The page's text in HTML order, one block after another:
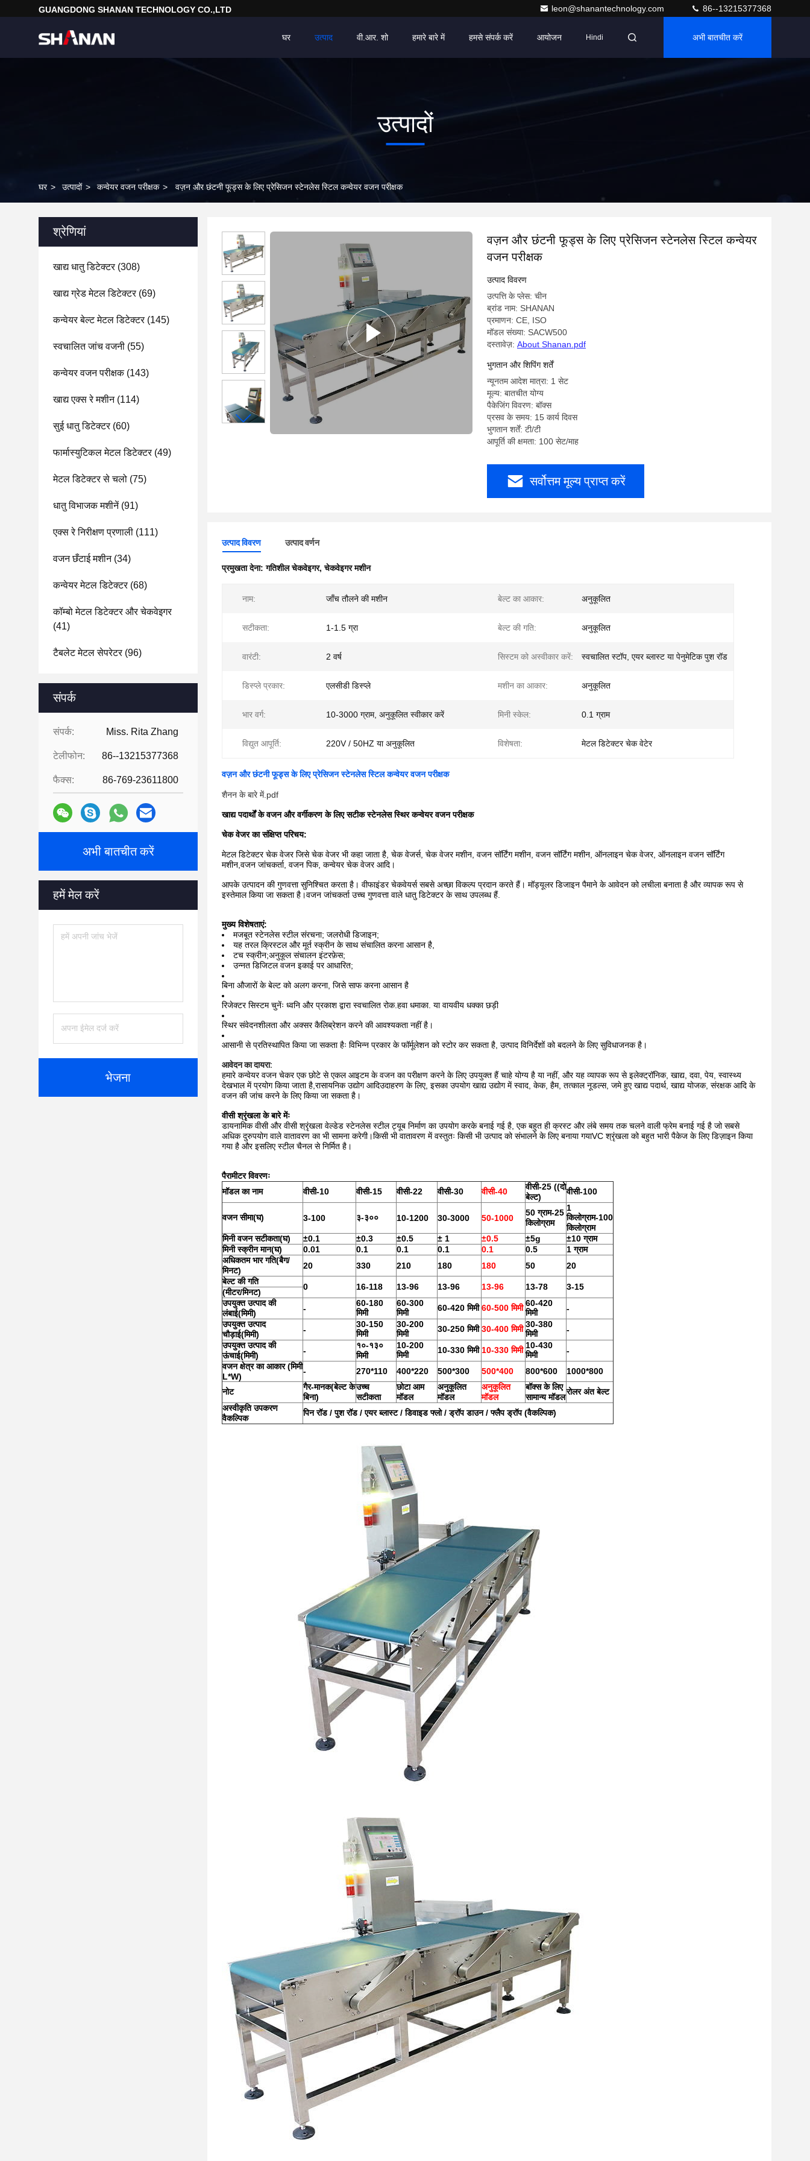
GUANGDONG SHANAN TECHNOLOGY CO.,LTD leon@shanantechnology.com 86--13215377368
घर उत्पाद वी.आर. शो हमारे बारे में हमसे संपर्क करें आयोजन Hindi अभी बातचीत करें
उत्पादों
घर > उत्पादों > कन्वेयर वजन परीक्षक > वज़न और छंटनी फूड्स के लिए प्रेसिजन स्टेनलेस स्टिल कन्वेयर वजन परीक्षक
श्रेणियां
खाद्य धातु डिटेक्टर(308)
खाद्य ग्रेड मेटल डिटेक्टर(69)
कन्वेयर बेल्ट मेटल डिटेक्टर(145)
स्वचालित जांच वजनी (55)
कन्वेयर वजन परीक्षक(143)
खाद्य एक्स रे मशीन(114)
सुई धातु डिटेक्टर(60)
फार्मास्युटिकल मेटल डिटेक्टर(49)
मेटल डिटेक्टर से चलो (75)
धातु विभाजक मशीनें(91)
एक्स रे निरीक्षण प्रणाली (111)
वजन छँटाई मशीन(34)
कन्वेयर मेटल डिटेक्टर(68)
कॉम्बो मेटल डिटेक्टर और चेकवेइगर
(41)
टैबलेट मेटल सेपरेटर(96)
संपर्क
संपर्क: Miss. Rita Zhang
टेलीफोन: 86--13215377368
फैक्स: 86-769-23611800
अभी बातचीत करें
हमें मेल करें
भेजना
वज़न और छंटनी फूड्स के लिए प्रेसिजन स्टेनलेस स्टिल कन्वेयर
वजन परीक्षक
उत्पाद विवरण
उत्पत्ति के प्लेस: चीन
ब्रांड नाम: SHANAN
प्रमाणन: CE, ISO
मॉडल संख्या: SACW500
दस्तावेज़: About Shanan.pdf
भुगतान और शिपिंग शर्तें
न्यूनतम आदेश मात्रा: 1 सेट
मूल्य: बातचीत योग्य
पैकेजिंग विवरण: बॉक्स
प्रसव के समय: 15 कार्य दिवस
भुगतान शर्तें: टी/टी
आपूर्ति की क्षमता: 100 सेट/माह
सर्वोत्तम मूल्य प्राप्त करें
उत्पाद विवरण उत्पाद वर्णन
प्रमुखता देना:गतिशील चेकवेइगर,चेकवेइगर मशीन
नाम: जाँच तौलने की मशीन बेल्ट का आकार: अनुकूलित
सटीकता: 1-1.5 ग्रा बेल्ट की गति: अनुकूलित
वारंटी: 2 वर्ष सिस्टम को अस्वीकार करें: स्वचालित स्टॉप, एयर ब्लास्ट या पेनुमेटिक पुश रॉड
डिस्प्ले प्रकार: एलसीडी डिस्प्ले मशीन का आकार: अनुकूलित
भार वर्ग: 10-3000 ग्राम, अनुकूलित स्वीकार करें मिनी स्केल: 0.1 ग्राम
विद्युत आपूर्ति: 220V / 50HZ या अनुकूलित विशेषता: मेटल डिटेक्टर चेक वेटेर
वज़न और छंटनी फूड्स के लिए प्रेसिजन स्टेनलेस स्टिल कन्वेयर वजन परीक्षक
शैनन के बारे में.pdf
खाद्य पदार्थों के वजन और वर्गीकरण के लिए सटीक स्टेनलेस स्थिर कन्वेयर वजन परीक्षक
चेक वेजर का संक्षिप्त परिचय:
मेटल डिटेक्टर चेक वेजर जिसे चेक वेजर भी कहा जाता है, चेक वेजर्स, चेक वेजर मशीन, वजन सॉर्टिंग मशीन, वजन सॉर्टिंग मशीन, ऑनलाइन चेक वेजर, ऑनलाइन वजन सॉर्टिंग
मशीन,वजन जांचकर्ता, वजन पिक, कन्वेयर चेक वेजर आदि।
आपके उत्पादन की गुणवत्ता सुनिश्चित करता है। वीफाइंडर चेकवेयर्स सबसे अच्छा विकल्प प्रदान करते हैं। मॉड्यूलर डिजाइन पैमाने के आवेदन को लचीला बनाता है और व्यापक रूप से
इस्तेमाल किया जा सकता है।वजन जांचकर्ता उच्च गुणवत्ता वाले धातु डिटेक्टर के साथ उपलब्ध हैं.
मुख्य विशेषताएं:
मजबूत स्टेनलेस स्टील संरचना; जलरोधी डिजाइन;
यह तरल क्रिस्टल और मूर्त स्क्रीन के साथ संचालित करना आसान है,
टच स्क्रीन;अनुकूल संचालन इंटरफ़ेस;
उन्नत डिजिटल वजन इकाई पर आधारित;
बिना औजारों के बेल्ट को अलग करना, जिसे साफ करना आसान है
रिजेक्टर सिस्टम चुनेंः ध्वनि और प्रकाश द्वारा स्वचालित रोक.हवा धमाका. या वायवीय धक्का छड़ी
स्थिर संवेदनशीलता और अक्सर कैलिब्रेशन करने की आवश्यकता नहीं है।
आसानी से प्रतिस्थापित किया जा सकता हैः विभिन्न प्रकार के फॉर्मूलेशन को स्टोर कर सकता है, उत्पाद विनिर्देशों को बदलने के लिए सुविधाजनक है।
आवेदन का दायरा:
हमारे कन्वेयर वजन चेकर एक छोटे से एकल आइटम के वजन का परीक्षण करने के लिए उपयुक्त हैं चाहे योग्य है या नहीं, और यह व्यापक रूप से इलेक्ट्रॉनिक, खाद्य, दवा, पेय, स्वास्थ्य
देखभाल में प्रयोग किया जाता है,रासायनिक उद्योग आदिउदाहरण के लिए, इसका उपयोग खाद्य उद्योग में स्वाद, केक, हैम, तत्काल नूडल्स, जमे हुए खाद्य पदार्थ, खाद्य योजक, संरक्षक आदि के
वजन की जांच करने के लिए किया जा सकता है।
वीसी श्रृंखला के बारे मेंः
डायनामिक वीसी और वीसी श्रृंखला वेल्डेड स्टेनलेस स्टील ट्यूब निर्माण का उपयोग करके बनाई गई है, एक बहुत ही क्रस्ट और लंबे समय तक चलने वाली फ्रेम बनाई गई है जो सबसे
अधिक दुरुपयोग वाले वातावरण का भी सामना करेगी।किसी भी वातावरण में वस्तुतः किसी भी उत्पाद को संभालने के लिए बनाया गयाVC श्रृंखला को बहुत भारी पैकेज के लिए डिज़ाइन किया
गया है और इसलिए स्टील चैनल से निर्मित है।
पैरामीटर विवरणः
मॉडल का नाम
वीसी-10 वीसी-15 वीसी-22 वीसी-30 वीसी-40
वीसी-25 ((दो
बेल्ट)
वीसी-100
वजन सीमा(घ) 3-100 ३-३०० 10-1200 30-3000 50-1000
50 ग्राम-25
किलोग्राम
1
किलोग्राम-100
किलोग्राम
मिनी वजन सटीकता(घ) ±0.1 ±0.3 ±0.5 ± 1 ±0.5 ±5g
±10 ग्राम
मिनी स्क्रीन मान(घ) 0.01 0.1 0.1 0.1 0.1 0.5
1 ग्राम
अधिकतम भार गति(बैग/
मिनट) 20 330 210 180 180 50
20
बेल्ट की गति
0 16-118 13-96 13-96 13-96 13-78 3-15
(मीटर/मिनट)
उपयुक्त उत्पाद की
लंबाई(मिमी) -
60-180
मिमी
60-300
मिमी
60-420 मिमी 60-500 मिमी 60-420
मिमी
-
उपयुक्त उत्पाद
चौड़ाई(मिमी) -
30-150
मिमी
30-200
मिमी
30-250 मिमी 30-400 मिमी 30-380
मिमी
-
उपयुक्त उत्पाद की
ऊंचाई(मिमी) -
१०-१३०
मिमी
10-200
मिमी
10-330 मिमी 10-330 मिमी 10-430
मिमी
-
वजन क्षेत्र का आकार (मिमी
L*W)
- 270*110 400*220 500*300 500*400 800*600 1000*800
नोट गैर-मानक(बेल्ट के
बिना)
उच्च
सटीकता
छोटा आम
मॉडल
अनुकूलित
मॉडल
अनुकूलित
मॉडल
बॉक्स के लिए
सामान्य मॉडल
रोलर अंत बेल्ट
अस्वीकृति उपकरण
वैकल्पिक
पिन रॉड / पुश रॉड / एयर ब्लास्ट / डिवाइड फ्लो / ड्रॉप डाउन / फ्लैप ड्रॉप (वैकल्पिक)